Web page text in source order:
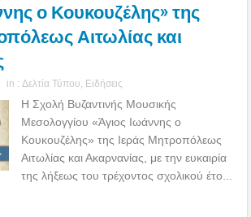
ο Κουκουζέλης» της
Αιτωλίας και
in : Δελτία Τύπου Ειδήσεις
Η Σχολή Βυζαντινής Μουσικής
Μεσολογγίου «Άγιος Ιωάννης ο
Κουκουζέλης» της Ιεράς Μητροπόλεως
Αιτωλίας και Ακαρνανίας, με την ευκαιρία
της λήξεως του τρέχοντος σχολικού έτο...